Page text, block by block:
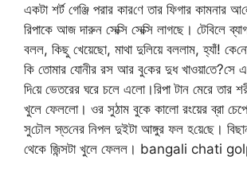
একটা শর্ট গেঞ্জি পরার কার‌ণে তার ফিগার কামনার
রিপাকে আজ দারুন সে‌ক্সি সে‌ক্সি লাগছে। টেবিলে
বলল, কিছু খেয়েছো, মাথা দুলিয়ে বললাম, হ্যাঁ!
কি তোমার যোনীর রস আর বু‌কের দুধ খাওয়া‌তে?সে
দি‌য়ে ভেতরের ঘরে চলে এলো।রিপা টান মেরে তার
খুলে ফেললো। ওর সুঠাম বুকে কালো রংয়ের ব্রা
সু‌ঢৌল স্ত‌নের নিপল দুইটা আঙ্গুর ফল হ‌য়ে‌ছে।
থেকে জিন্সটা খুলে ফেলল। bangali chati